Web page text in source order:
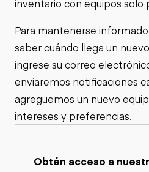
inventario con equipos solo
Para mantenerse
saber cuándo llega un
ingrese su correo
enviaremos notificaciones
agreguemos un nuevo
intereses y preferencias.
Obtén acceso a